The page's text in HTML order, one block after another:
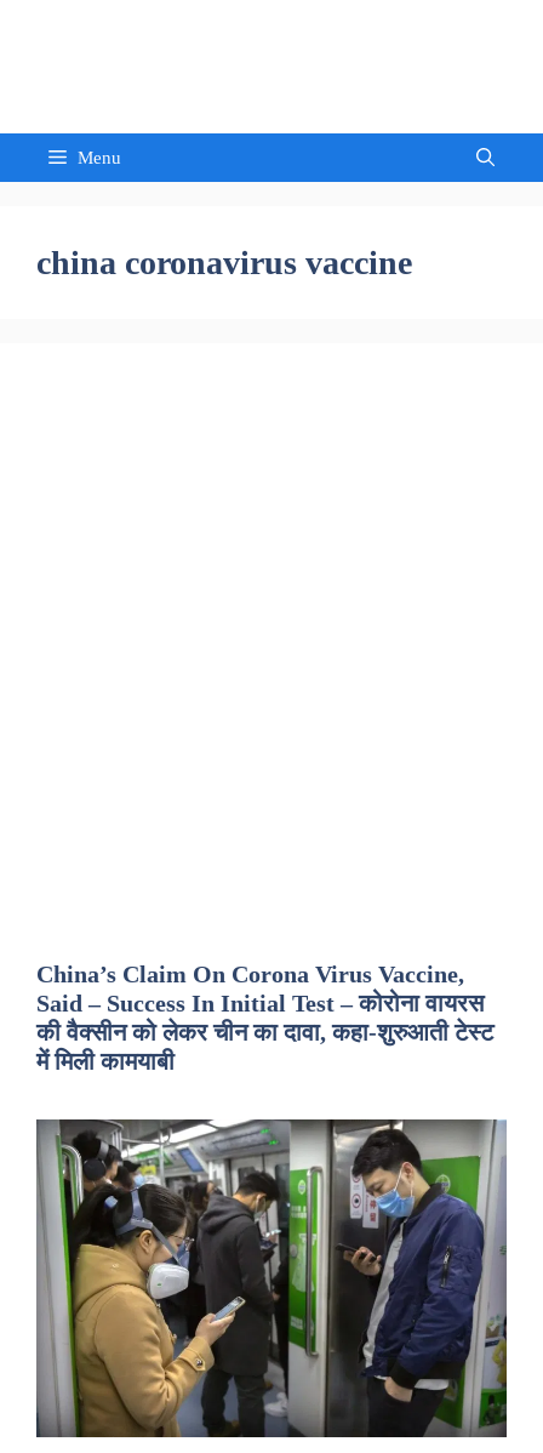
Menu
china coronavirus vaccine
China’s Claim On Corona Virus Vaccine,
Said – Success In Initial Test – कोरोना वायरस
की वैक्सीन को लेकर चीन का दावा, कहा-शुरुआती टेस्ट
में मिली कामयाबी